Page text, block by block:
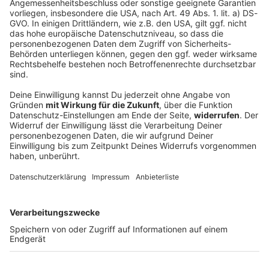
euren Hund zu schützen
Immer wieder kommt es vor, dass Hundehasser am
Wegesrand Giftköder auslegen. Im schlimmsten Fall
enden solche Attacken für das geliebte Haustier
schützen?
DEINE GEMERKTEN ARTIKEL